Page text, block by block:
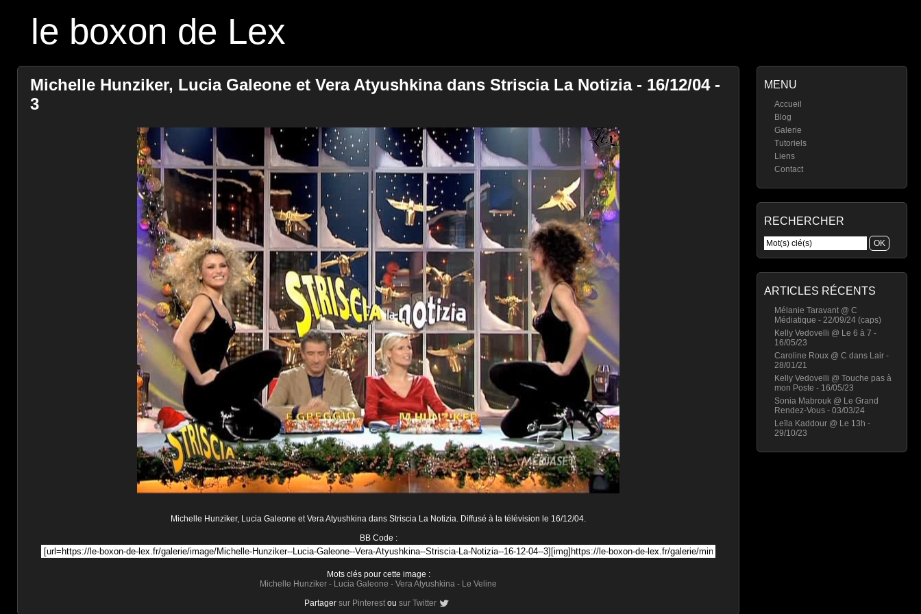
le boxon de Lex
MENU
Accueil
Blog
Galerie
Tutoriels
Liens
Contact
RECHERCHER
ARTICLES RÉCENTS
Mélanie Taravant @ C
Médiatique - 22/09/24 (caps)
Kelly Vedovelli @ Le 6 à 7 -
16/05/23
Caroline Roux @ C dans Lair -
28/01/21
Kelly Vedovelli @ Touche pas à
mon Poste - 16/05/23
Sonia Mabrouk @ Le Grand
Rendez-Vous - 03/03/24
Leïla Kaddour @ Le 13h -
29/10/23
Michelle Hunziker, Lucia Galeone et Vera Atyushkina dans Striscia La Notizia - 16/12/04 -
3
Michelle Hunziker, Lucia Galeone et Vera Atyushkina dans Striscia La Notizia. Diffusé à la télévision le 16/12/04.
BB Code :
Mots clés pour cette image :
Michelle Hunziker - Lucia Galeone - Vera Atyushkina - Le Veline
Partager sur Pinterest ou sur Twitter